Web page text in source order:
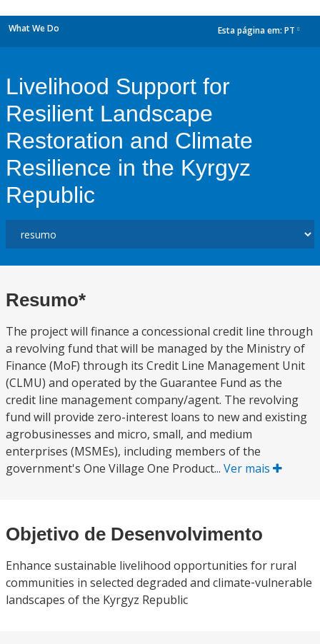
What We Do Esta página em: PT
Livelihood Support for
Resilient Landscape
Restoration and Climate
Resilience in the Kyrgyz
Republic
Resumo*
The project will finance a concessional credit line through
a revolving fund that will be managed by the Ministry of
Finance (MoF) through its Credit Line Management Unit
(CLMU) and operated by the Guarantee Fund as the
credit line management company/agent. The revolving
fund will provide zero-interest loans to new and existing
agrobusinesses and micro, small, and medium
enterprises (MSMEs), including members of the
government's One Village One Product... Ver mais
Objetivo de Desenvolvimento
Enhance sustainable livelihood opportunities for rural
communities in selected degraded and climate‑vulnerable
landscapes of the Kyrgyz Republic